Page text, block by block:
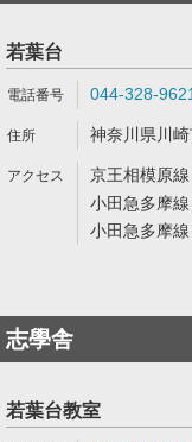
若葉台
044-328-9621
神奈川県川
京王相模原
小田急多摩
小田急多摩
志學舎
若葉台教室